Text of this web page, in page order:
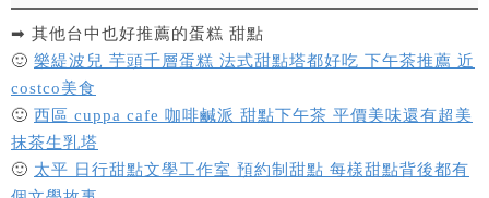
➡ 其他台中也好推薦的蛋糕 甜點
🙂 樂緹波兒 芋頭千層蛋糕 法式甜點塔都好吃 下午茶推薦 近
costco美食
🙂 西區 cuppa cafe 咖啡鹹派 甜點下午茶 平價美味還有超美
抹茶生乳塔
🙂 太平 日行甜點文學工作室 預約制甜點 每樣甜點背後都有